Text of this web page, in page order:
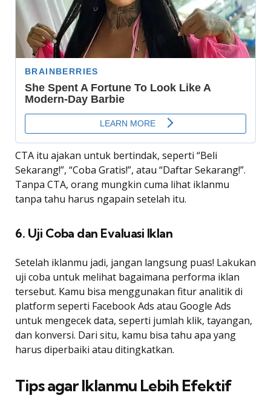
CTA itu ajakan untuk bertindak, seperti “Beli
Sekarang!”, “Coba Gratis!”, atau “Daftar Sekarang!”.
Tanpa CTA, orang mungkin cuma lihat iklanmu
tanpa tahu harus ngapain setelah itu.
6. Uji Coba dan Evaluasi Iklan
Setelah iklanmu jadi, jangan langsung puas! Lakukan
uji coba untuk melihat bagaimana performa iklan
tersebut. Kamu bisa menggunakan fitur analitik di
platform seperti Facebook Ads atau Google Ads
untuk mengecek data, seperti jumlah klik, tayangan,
dan konversi. Dari situ, kamu bisa tahu apa yang
harus diperbaiki atau ditingkatkan.
Tips agar Iklanmu Lebih Efektif